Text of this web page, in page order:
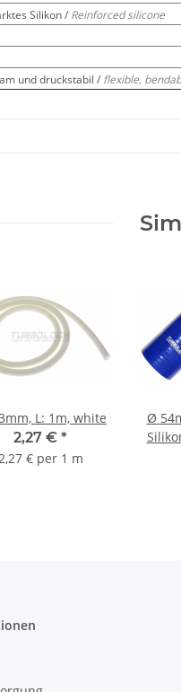
Silikon / Reinforced silicone
und druckstabil / flexible,
L: 1m, white
2,27 € *
2,27 € per 1 m
Ø